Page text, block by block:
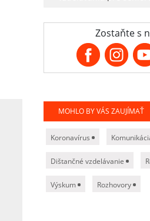
Zostaňte s
MOHLO BY VÁS ZAUJÍMAŤ
Koronavírus
Dištančné vzdelávanie
Výskum Rozhovory